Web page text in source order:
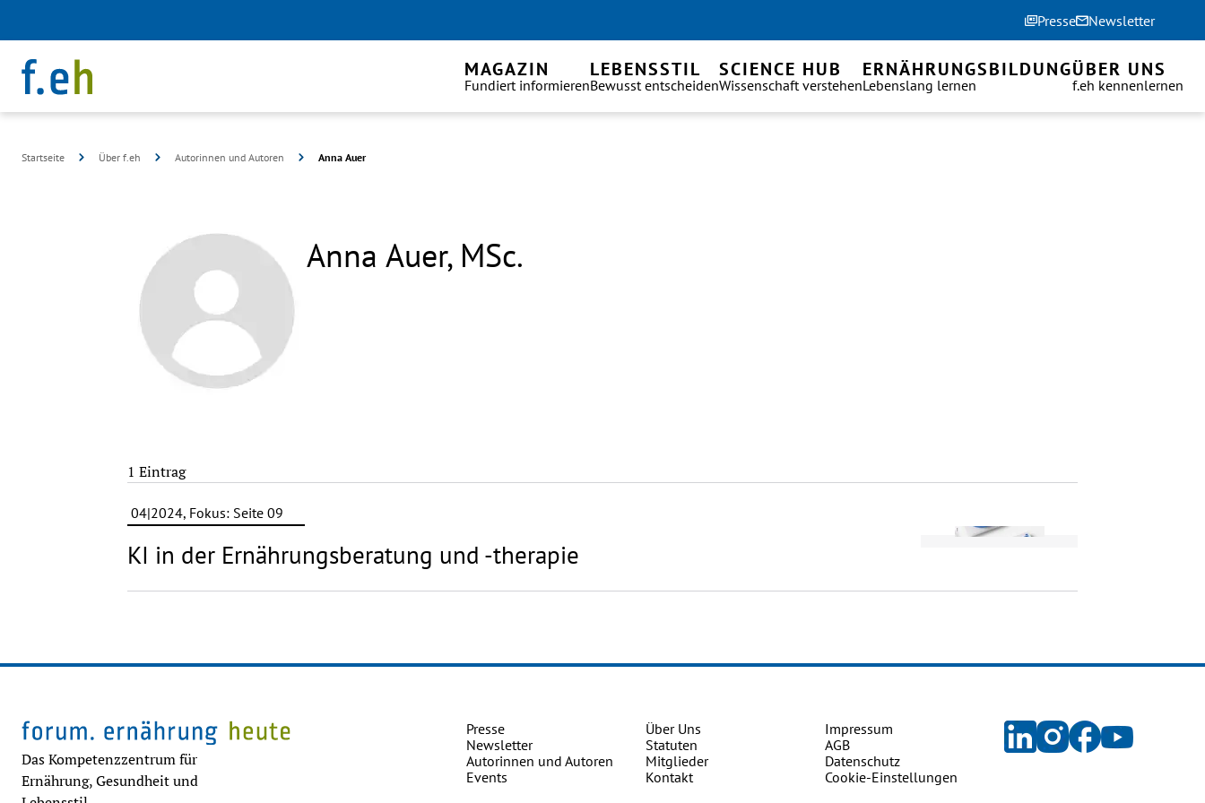
Presse Newsletter
MAGAZIN
Fundiert informieren
LEBENSSTIL
Bewusst entscheiden
SCIENCE HUB
Wissenschaft verstehen
ERNÄHRUNGSBILDUNG
Lebenslang lernen
ÜBER UNS
f.eh kennenlernen
Startseite Über f.eh Autorinnen und Autoren Anna Auer
Anna Auer, MSc.
1 Eintrag
04|2024, Fokus: Seite 09
KI in der Ernährungsberatung und -therapie
Das Kompetenzzentrum für
Ernährung, Gesundheit und
Presse
Newsletter
Autorinnen und Autoren
Events
Über Uns
Statuten
Mitglieder
Kontakt
Impressum
AGB
Datenschutz
Cookie-Einstellungen